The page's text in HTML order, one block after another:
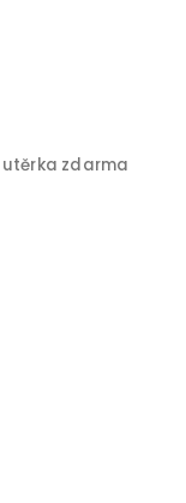
zdarma